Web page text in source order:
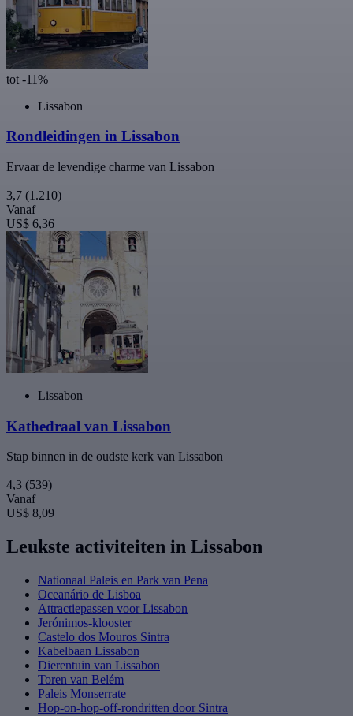
tot -11%
Lissabon
Rondleidingen in Lissabon
Ervaar de levendige charme van Lissabon
3,7 (1.210)
Vanaf
US$ 6,36
Lissabon
Kathedraal van Lissabon
Stap binnen in de oudste kerk van Lissabon
4,3 (539)
Vanaf
US$ 8,09
Leukste activiteiten in Lissabon
Nationaal Paleis en Park van Pena
Oceanário de Lisboa
Attractiepassen voor Lissabon
Jerónimos-klooster
Castelo dos Mouros Sintra
Kabelbaan Lissabon
Dierentuin van Lissabon
Toren van Belém
Paleis Monserrate
Hop-on-hop-off-rondritten door Sintra